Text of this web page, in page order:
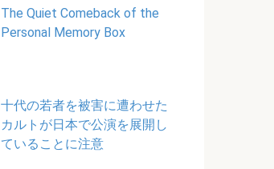
The Quiet Comeback of the
Personal Memory Box
十代の若者を被害に遭わせた
カルトが日本で公演を展開し
ていることに注意